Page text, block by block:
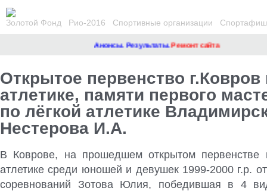
Золотой Фонд Рио-2016 Спортивные организации
Анонсы. Результаты.Ремонт сайта
Открытое первенство г.Ковров
атлетике, памяти первого
по лёгкой атлетике
Нестерова И.А.
В Коврове, на прошедшем открытом первенстве
атлетике среди юношей и девушек 1999-2000 г.р.
соревнований Зотова Юлия, победившая в 4